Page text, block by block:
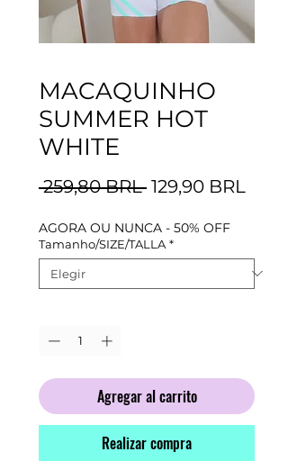
MACAQUINHO
SUMMER HOT
WHITE
259,80 BRL Precio
129,90 BRL
AGORA OU NUNCA - 50% OFF
Tamanho/SIZE/TALLA *
Agregar al carrito
Realizar compra